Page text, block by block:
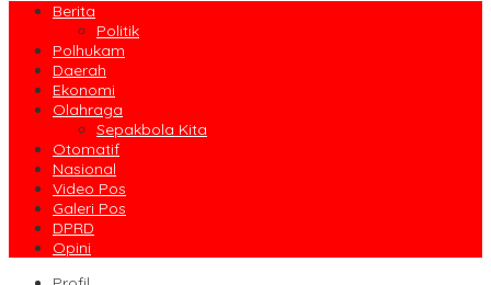
Berita
Politik
Polhukam
Daerah
Ekonomi
Olahraga
Sepakbola Kita
Otomatif
Nasional
Video Pos
Galeri Pos
DPRD
Opini